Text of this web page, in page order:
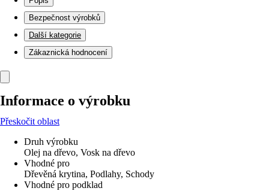
Bezpečnost výrobků
Další kategorie
Zákaznická hodnocení
Informace o výrobku
Přeskočit oblast
Druh výrobku
Olej na dřevo, Vosk na dřevo
Vhodné pro
Dřevěná krytina, Podlahy, Schody
Vhodné pro podklad